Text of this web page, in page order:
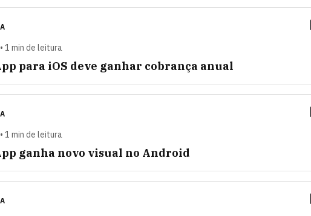
1 min de leitura
para iOS deve ganhar cobrança anual
1 min de leitura
ganha novo visual no Android